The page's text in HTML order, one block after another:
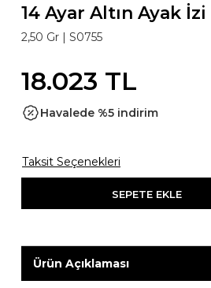
14 Ayar Altın Ayak
2,50 Gr | S0755
18.023 TL
Havalede %5 indirim
Taksit Seçenekleri
SEPETE EKLE
Ürün Açıklaması